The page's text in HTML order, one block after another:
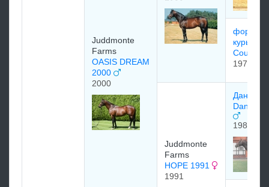
Juddmonte
Farms
OASIS DREAM
2000
2000
форин
Courier)
1979
Juddmonte
Farms
HOPE 1991
1991
Дансинг
Dancing
1983